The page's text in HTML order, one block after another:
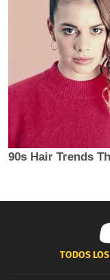
TODOS